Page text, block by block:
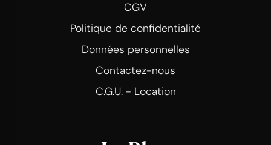
CGV
Politique de confidentialité
Données personnelles
Contactez-nous
C.G.U. - Location